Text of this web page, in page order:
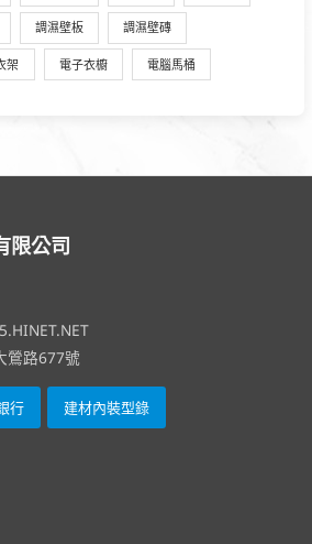
調濕壁板 調濕壁磚
架 電子衣櫥 電腦馬桶
限公司
鶯路677號
行 建材內裝型錄